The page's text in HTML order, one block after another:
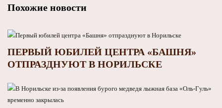
Похожие новости
ПЕРВЫЙ ЮБИЛЕЙ ЦЕНТРА «БАШНЯ»
ОТПРАЗДНУЮТ В НОРИЛЬСКЕ